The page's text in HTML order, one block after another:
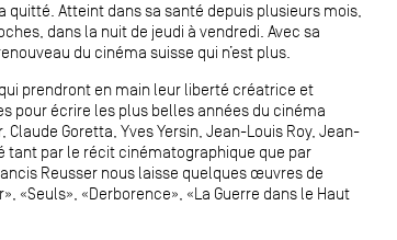
Atteint dans sa santé depuis plusieurs mois,
dans la nuit de jeudi à vendredi. Avec sa
du cinéma suisse qui n’est plus.
prendront en main leur liberté créatrice et
pour écrire les plus belles années du cinéma
Goretta, Yves Yersin, Jean-Louis Roy, Jean-
tant par le récit cinématographique que par
Reusser nous laisse quelques œuvres de
«Seuls», «Derborence», «La Guerre dans le Haut